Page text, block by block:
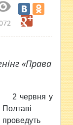
«Права
2 червня у
Полтаві
проведуть